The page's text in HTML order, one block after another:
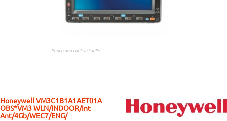
Photo non contractuelle
HoneywellVM3C1B1A1AET01A
OBS*VM3 WLN/INDOOR/Int
Ant/4Gb/WEC7/ENG/